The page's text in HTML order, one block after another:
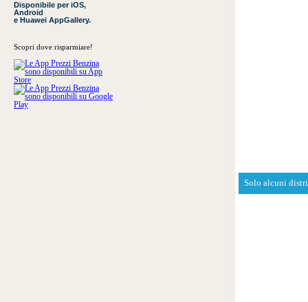
Disponibile per iOS,
Android
e Huawei AppGallery.
Scopri dove risparmiare!
Solo alcuni